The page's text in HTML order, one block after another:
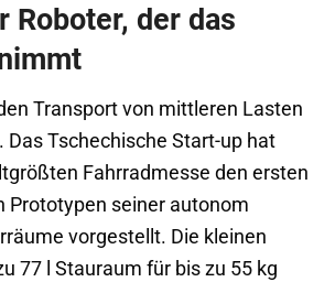
Roboter, der das
Transport von mittleren Lasten
Das Tschechische Start-up hat
Fahrradmesse den ersten
Prototypen seiner autonom
vorgestellt. Die kleinen
77 l Stauraum für bis zu 55 kg